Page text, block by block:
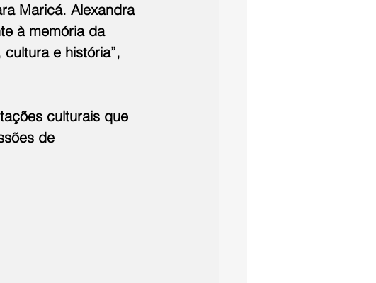
Maricá. Alexandra
à memória da
e história”,
culturais que
de